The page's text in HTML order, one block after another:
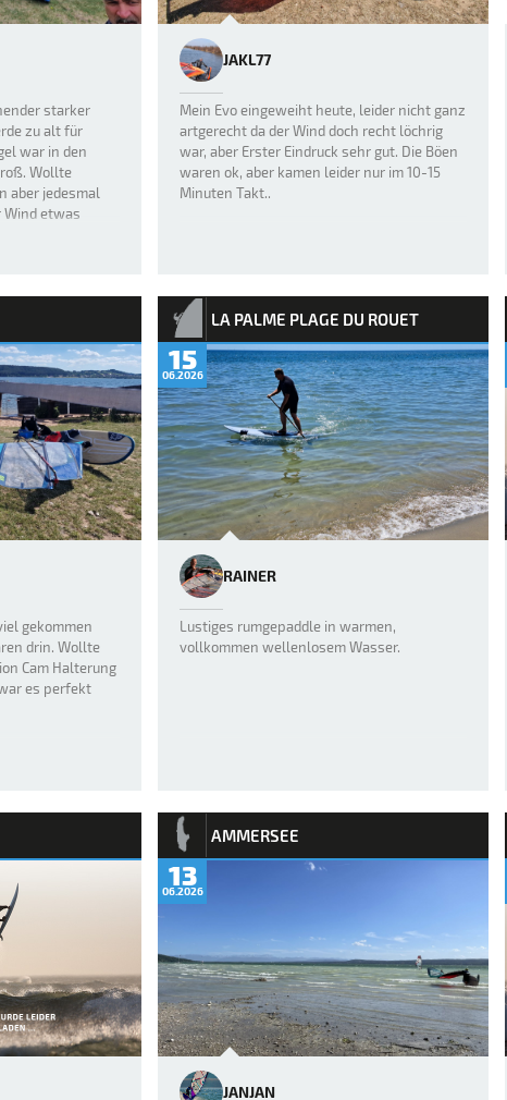
starker
zu alt für
war in den
Wollte
aber jedesmal
Wind etwas
JAKL77
Mein Evo eingeweiht heute, leider nicht ganz
artgerecht da der Wind doch recht löchrig
war, aber Erster Eindruck sehr gut. Die Böen
waren ok, aber kamen leider nur im 10-15
Minuten Takt..
gekommen
drin. Wollte
Cam Halterung
es perfekt
LA PALME PLAGE DU ROUET
15
06.2026
RAINER
Lustiges rumgepaddle in warmen,
vollkommen wellenlosem Wasser.
AMMERSEE
13
06.2026
JANJAN